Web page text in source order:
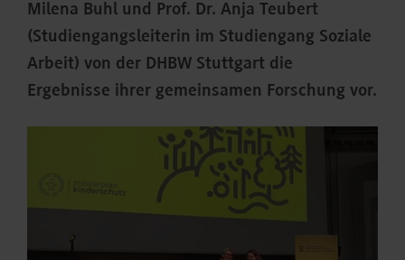
Milena Buhl und Prof. Dr. Anja Teubert
(Studiengangsleiterin im Studiengang Soziale
Arbeit) von der DHBW Stuttgart die
Ergebnisse ihrer gemeinsamen Forschung vor.